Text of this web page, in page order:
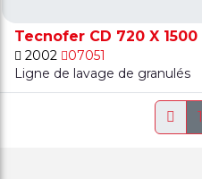
Tecnofer CD 720 X 1500
2002
07051
Ligne de lavage de granulés
1